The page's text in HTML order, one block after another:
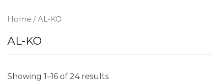
Home / AL-KO
AL-KO
Showing 1–16 of 24 results